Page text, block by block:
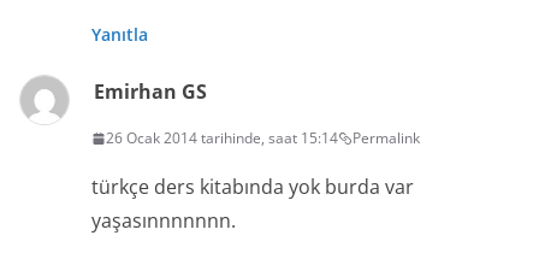
Yanıtla
Emirhan GS
26 Ocak 2014 tarihinde, saat 15:14 Permalink
türkçe ders kitabında yok burda var
yaşasınnnnnnn.